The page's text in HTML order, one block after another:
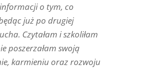
o tym, co
już po drugiej
Czytałam i szkoliłam
poszerzałam swoją
karmieniu oraz rozwoju